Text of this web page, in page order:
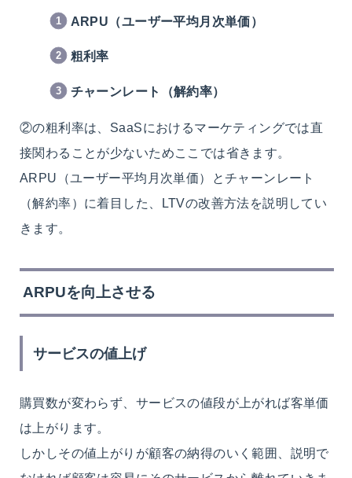
ARPU（ユーザー平均月次単価）
粗利率
チャーンレート（解約率）
②の粗利率は、SaaSにおけるマーケティングでは直
接関わることが少ないためここでは省きます。
ARPU（ユーザー平均月次単価）とチャーンレート
（解約率）に着目した、LTVの改善方法を説明してい
きます。
ARPUを向上させる
サービスの値上げ
購買数が変わらず、サービスの値段が上がれば客単価
は上がります。
しかしその値上がりが顧客の納得のいく範囲、説明で